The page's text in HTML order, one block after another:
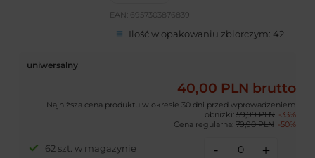
EAN: 6957303876839
Ilość w opakowaniu zbiorczym: 42
uniwersalny
40,00 PLN brutto
Najniższa cena produktu w okresie 30 dni przed wprowadzeniem
obniżki: 59,99 PLN -33%
Cena regularna: 79,90 PLN -50%
62 szt. w magazynie - +